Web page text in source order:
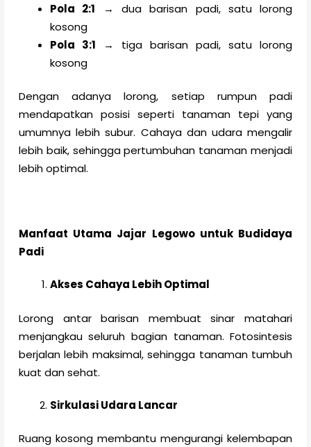
Pola 2:1 → dua barisan padi, satu lorong
kosong
Pola 3:1 → tiga barisan padi, satu lorong
kosong
Dengan adanya lorong, setiap rumpun padi
mendapatkan posisi seperti tanaman tepi yang
umumnya lebih subur. Cahaya dan udara mengalir
lebih baik, sehingga pertumbuhan tanaman menjadi
lebih optimal.
Manfaat Utama Jajar Legowo untuk Budidaya
Padi
Akses Cahaya Lebih Optimal
Lorong antar barisan membuat sinar matahari
menjangkau seluruh bagian tanaman. Fotosintesis
berjalan lebih maksimal, sehingga tanaman tumbuh
kuat dan sehat.
Sirkulasi Udara Lancar
Ruang kosong membantu mengurangi kelembapan